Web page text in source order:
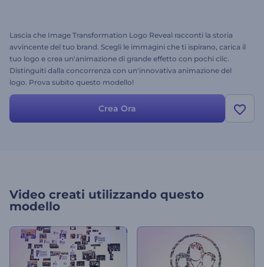
Lascia che Image Transformation Logo Reveal racconti la storia
avvincente del tuo brand. Scegli le immagini che ti ispirano, carica il
tuo logo e crea un'animazione di grande effetto con pochi clic.
Distinguiti dalla concorrenza con un'innovativa animazione del
logo. Prova subito questo modello!
Crea Ora
Video creati utilizzando questo
modello